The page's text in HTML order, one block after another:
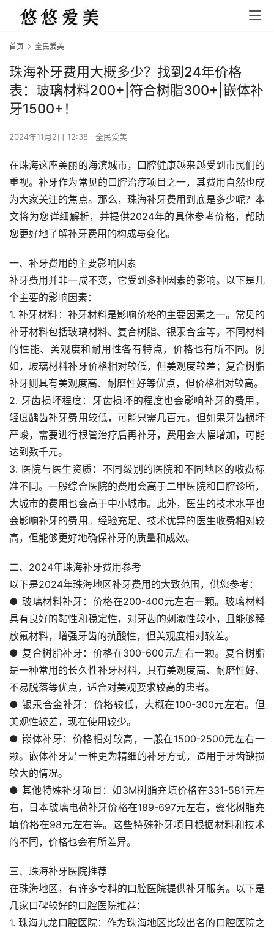
首页 全民爱美
珠海补牙费用大概多少？找到24年价格
表：玻璃材料200+|符合树脂300+|嵌体补
牙1500+！
2024年11月2日 12:38 全民爱美
在珠海这座美丽的海滨城市，口腔健康越来越受到市民们的
重视。补牙作为常见的口腔治疗项目之一，其费用自然也成
为大家关注的焦点。那么，珠海补牙费用到底是多少呢？本
文将为您详细解析，并提供2024年的具体参考价格，帮助
您更好地了解补牙费用的构成与变化。
一、补牙费用的主要影响因素
补牙费用并非一成不变，它受到多种因素的影响。以下是几
个主要的影响因素：
1. 补牙材料：补牙材料是影响价格的主要因素之一。常见的
补牙材料包括玻璃材料、复合树脂、银汞合金等。不同材料
的性能、美观度和耐用性各有特点，价格也有所不同。例
如，玻璃材料补牙价格相对较低，但美观度较差；复合树脂
补牙则具有美观度高、耐磨性好等优点，但价格相对较高。
2. 牙齿损坏程度：牙齿损坏的程度也会影响补牙的费用。
轻度龋齿补牙费用较低，可能只需几百元。但如果牙齿损坏
严峻，需要进行根管治疗后再补牙，费用会大幅增加，可能
达到数千元。
3. 医院与医生资质：不同级别的医院和不同地区的收费标
准不同。一般综合医院的费用会高于二甲医院和口腔诊所，
大城市的费用也会高于中小城市。此外，医生的技术水平也
会影响补牙的费用。经验充足、技术优异的医生收费相对较
高，但能够更好地确保补牙的质量和成效。
二、2024年珠海补牙费用参考
以下是2024年珠海地区补牙费用的大致范围，供您参考：
● 玻璃材料补牙：价格在200-400元左右一颗。玻璃材料
具有良好的黏性和稳定性，对牙齿的刺激性较小，且能够释
放氟材料，增强牙齿的抗酸性，但美观度相对较差。
● 复合树脂补牙：价格在300-600元左右一颗。复合树脂
是一种常用的长久性补牙材料，具有美观度高、耐磨性好、
不易脱落等优点，适合对美观要求较高的患者。
● 银汞合金补牙：价格较低，大概在100-300元左右。但
美观性较差，现在使用较少。
● 嵌体补牙：价格相对较高，一般在1500-2500元左右一
颗。嵌体补牙是一种更为精细的补牙方式，适用于牙齿缺损
较大的情况。
● 其他特殊补牙项目：如3M树脂充填价格在331-581元左
右，日本玻璃电荷补牙价格在189-697元左右，瓷化树脂充
填价格在98元左右等。这些特殊补牙项目根据材料和技术
的不同，价格也会有所差异。
三、珠海补牙医院推荐
在珠海地区，有许多专科的口腔医院提供补牙服务。以下是
几家口碑较好的口腔医院推荐：
1. 珠海九龙口腔医院：作为珠海地区比较出名的口腔医院之